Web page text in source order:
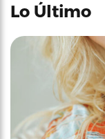
Lo Último